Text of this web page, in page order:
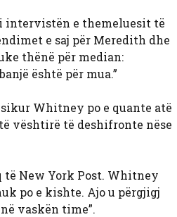
intervistën e themeluesit të
e saj për Meredith dhe
thënë për median:
është për mua.”
Whitney po e quante atë
vështirë të deshifronte nëse
New York Post. Whitney
po e kishte. Ajo u përgjigj
vaskën time”.